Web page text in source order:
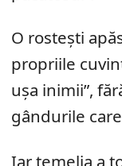
O rostești
propriile
ușa inimii”,
gândurile
Iar temelia a